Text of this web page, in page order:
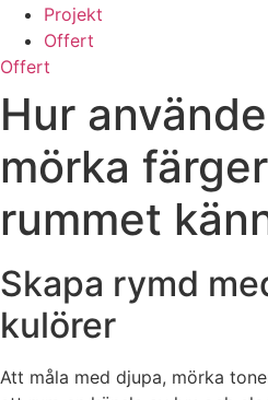
Projekt
Offert
Offert
Hur
mörka
rummet
Skapa rymd
kulörer
Att måla med djupa, mörka